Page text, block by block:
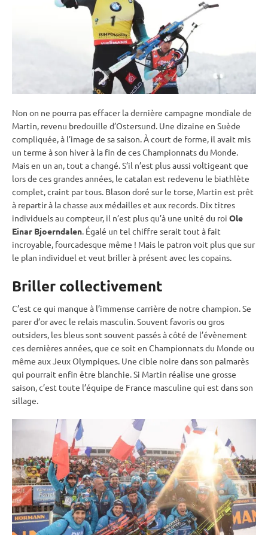
Non on ne pourra pas effacer la dernière campagne mondiale de
Martin, revenu bredouille d’Ostersund. Une dizaine en Suède
compliquée, à l’image de sa saison. À court de forme, il avait mis
un terme à son hiver à la fin de cesChampionnats du Monde.
Mais en un an, tout a changé. S’il n’est plus aussi voltigeant que
lors de ces grandes années, le catalan est redevenu le biathlète
complet, craint par tous. Blason doré sur le torse, Martin est prêt
à repartir à la chasse aux médailles et aux records. Dix titres
individuels au compteur, il n’est plus qu’à une unité du roi Ole
Einar Bjoerndalen. Égalé un tel chiffre serait tout à fait
incroyable, fourcadesque même ! Mais le patron voit plus que sur
le plan individuel et veut briller à présent avec les copains.
Briller collectivement
C’est ce qui manque à l’immense carrière de notre champion. Se
parer d’or avec le relais masculin. Souvent favoris ou gros
outsiders, les bleus sont souvent passés à côté de l’évènement
ces dernières années, que ce soit en Championnats du Monde ou
même auxJeux Olympiques. Une cible noire dans son palmarès
qui pourrait enfin être blanchie. Si Martin réalise une grosse
saison, c’est toute l’équipe de France masculine qui est dans son
sillage.